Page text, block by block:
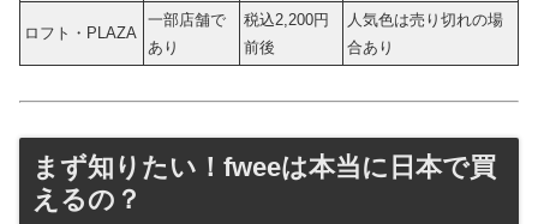
ロフト・PLAZA
一部店舗で
あり
税込2,200円
前後
人気色は売り切れの場
合あり
まず知りたい！fweeは本当に日本で買
えるの？